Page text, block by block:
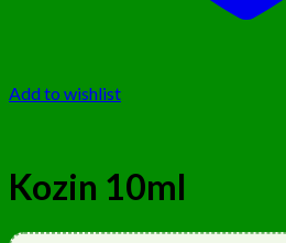
Add to wishlist
Kozin 10ml